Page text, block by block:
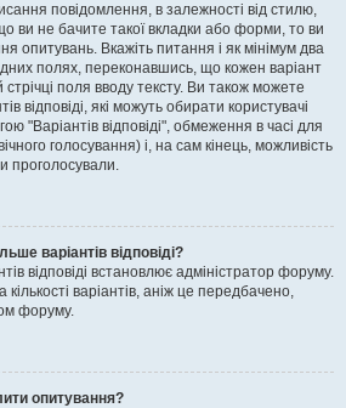
повідомлення, в залежності від стилю,
ви не бачите такої вкладки або форми, то ви
опитувань. Вкажіть питання і як мінімум два
полях, переконавшись, що кожен варіант
поля вводу тексту. Ви також можете
відповіді, які можуть обирати користувачі
"Варіантів відповіді", обмеження в часі для
голосування) і, на сам кінець, можливість
проголосували.
варіантів відповіді?
відповіді встановлює адміністратор форуму.
варіантів, аніж це передбачено,
форуму.
опитування?